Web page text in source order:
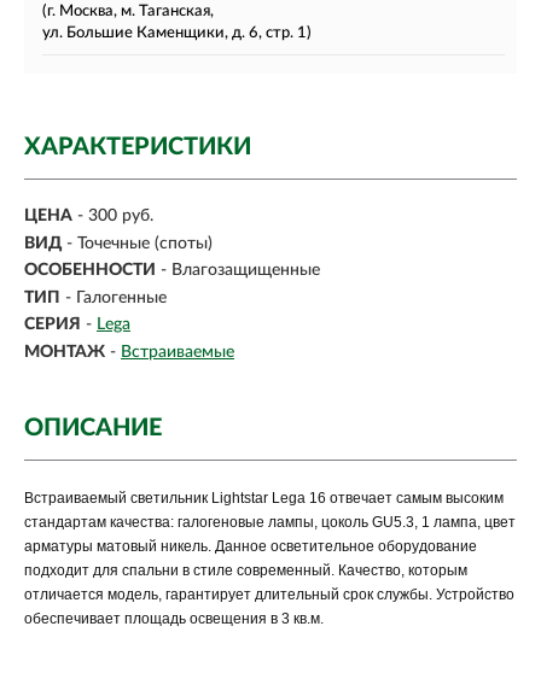
(г. Москва, м. Таганская,
ул. Большие Каменщики, д. 6, стр. 1)
ХАРАКТЕРИСТИКИ
ЦЕНА - 300 руб.
ВИД - Точечные (споты)
ОСОБЕННОСТИ - Влагозащищенные
ТИП - Галогенные
СЕРИЯ - Lega
МОНТАЖ - Встраиваемые
ОПИСАНИЕ
Встраиваемый светильник Lightstar Lega 16 отвечает самым высоким
стандартам качества: галогеновые лампы, цоколь GU5.3, 1 лампа, цвет
арматуры матовый никель. Данное осветительное оборудование
подходит для спальни в стиле современный. Качество, которым
отличается модель, гарантирует длительный срок службы. Устройство
обеспечивает площадь освещения в 3 кв.м.